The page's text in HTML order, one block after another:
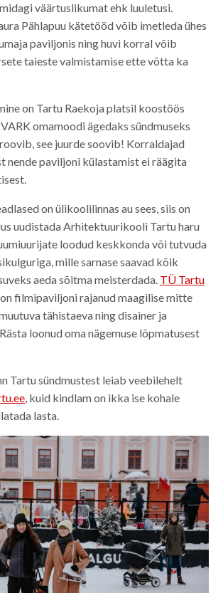
väärtuslikumat ehk luuletusi.
Pählapuu kätetööd võib imetleda ühes
paviljonis ning huvi korral võib
taieste valmistamise ette võtta ka
on Tartu Raekoja platsil koostöös
omamoodi ägedaks sündmuseks
see juurde soovib! Korraldajad
nende paviljoni külastamist ei räägita
on ülikoolilinnas au sees, siis on
uudistada Arhitektuurikooli Tartu haru
loodud keskkonda või tutvuda
mille sarnase saavad kõik
aeda sõitma meisterdada. TÜ Tartu
on filmipaviljoni rajanud maagilise mitte
tähistaeva ning disainer ja
loonud oma nägemuse lõpmatusest
Tartu sündmustest leiab veebilehelt
, kuid kindlam on ikka ise kohale
lasta.